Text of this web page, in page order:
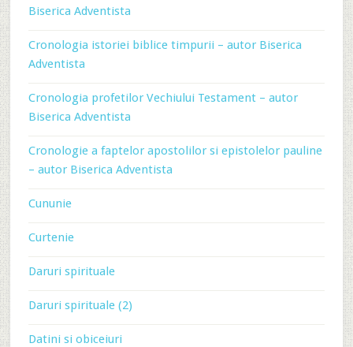
Biserica Adventista
Cronologia istoriei biblice timpurii – autor Biserica
Adventista
Cronologia profetilor Vechiului Testament – autor
Biserica Adventista
Cronologie a faptelor apostolilor si epistolelor pauline
– autor Biserica Adventista
Cununie
Curtenie
Daruri spirituale
Daruri spirituale (2)
Datini si obiceiuri